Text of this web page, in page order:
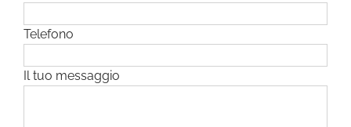
Telefono
Il tuo messaggio